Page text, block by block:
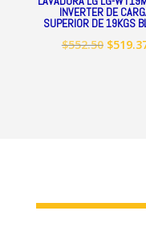
INVERTER DE
SUPERIOR DE 19KGS
$552.50 El
$